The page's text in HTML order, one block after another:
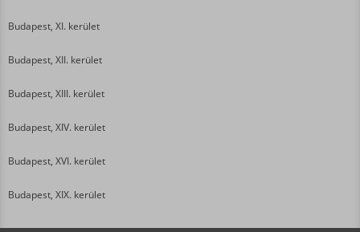
Budapest, XI. kerület
Budapest, XII. kerület
Budapest, XIII. kerület
Budapest, XIV. kerület
Budapest, XVI. kerület
Budapest, XIX. kerület